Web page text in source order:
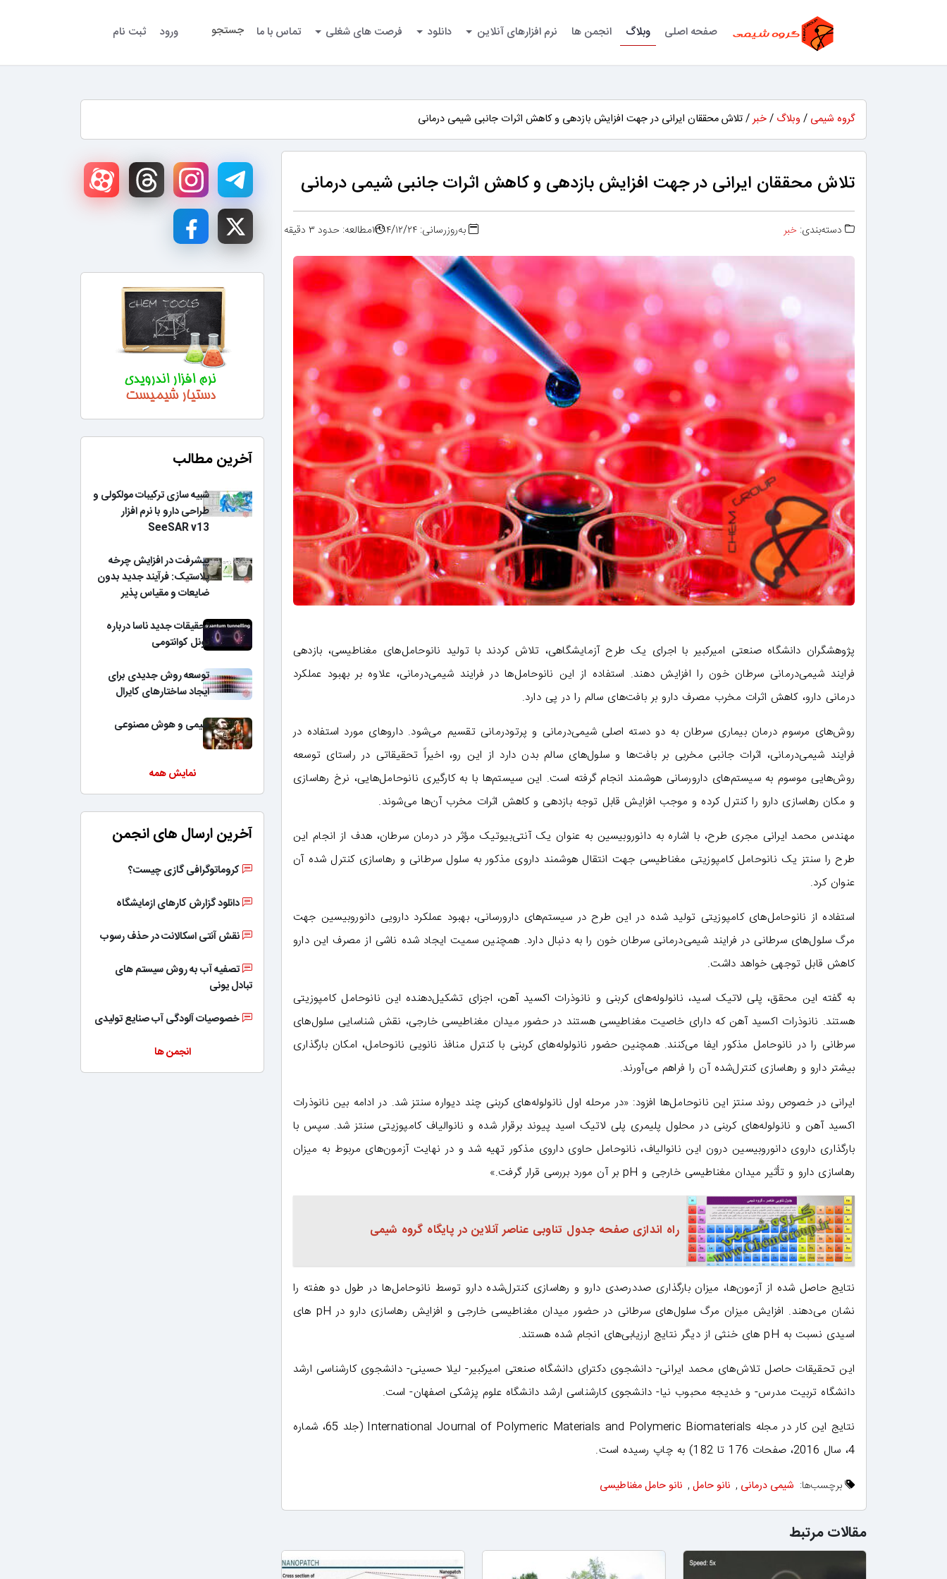
صفحه اصلی وبلاگ انجمن ها نرم افزارهای آنلاین دانلود فرصت های شغلی تماس با ما جستجو ورود ثبت نام
گروه شیمی / وبلاگ /خبر/ تلاش محققان ایرانی در جهت افزایش بازدهی و کاهش اثرات جانبی شیمی‌ درمانی
تلاش محققان ایرانی در جهت افزایش بازدهی و کاهش اثرات جانبی شیمی‌ درمانی
دسته‌بندی: خبر به‌روزرسانی: ۱۳۹۴/۱۲/۲۴ مطالعه: حدود ۳ دقیقه
پژوهشگران دانشگاه صنعتی امیرکبیر با اجرای یک طرح آزمایشگاهی، تلاش کردند با تولید نانوحامل‌های مغناطیسی، بازدهی
فرایند شیمی‌درمانی سرطان خون را افزایش دهند. استفاده از این نانوحامل‌ها در فرایند شیمی‌درمانی، علاوه بر بهبود عملکرد
درمانی دارو، کاهش اثرات مخرب مصرف دارو بر بافت‌های سالم را در پی دارد.
روش‌های مرسوم درمان بیماری سرطان به دو دسته‌ اصلی شیمی‌درمانی و پرتودرمانی تقسیم می‌شود. داروهای مورد استفاده در
فرایند شیمی‌درمانی، اثرات جانبی مخربی بر بافت‌ها و سلول‌های سالم بدن دارد از این رو، اخیراً تحقیقاتی در راستای توسعه‌
روش‌هایی موسوم به سیستم‌های دارورسانی هوشمند انجام گرفته است. این سیستم‌ها با به کارگیری نانوحامل‌هایی، نرخ رهاسازی
و مکان رهاسازی دارو را کنترل کرده و موجب افزایش قابل‌ توجه بازدهی و کاهش اثرات مخرب آن‌ها می‌شوند.
مهندس محمد ایرانی مجری طرح، با اشاره به دانوروبیسین به‌ عنوان یک آنتی‌بیوتیک مؤثر در درمان سرطان، هدف از انجام این
طرح را سنتز یک نانوحامل کامپوزیتی مغناطیسی جهت انتقال هوشمند داروی مذکور به سلول سرطانی و رهاسازی کنترل‌ شده‌ آن
عنوان کرد.
استفاده از نانوحامل‌های کامپوزیتی تولید شده در این طرح در سیستم‌های دارورسانی، بهبود عملکرد دارویی دانوروبیسین جهت
مرگ سلول‌های سرطانی در فرایند شیمی‌درمانی سرطان خون را به دنبال دارد. همچنین سمیت ایجاد شده‌ ناشی از مصرف این دارو
کاهش قابل‌ توجهی خواهد داشت.
به گفته‌ این محقق، پلی لاتیک اسید، نانولوله‌های کربنی و نانوذرات اکسید آهن، اجزای تشکیل‌دهنده‌ این نانوحامل کامپوزیتی
هستند. نانوذرات اکسید آهن که دارای خاصیت مغناطیسی هستند در حضور میدان مغناطیسی خارجی، نقش شناسایی سلول‌های
سرطانی را در نانوحامل مذکور ایفا می‌کنند. همچنین حضور نانولوله‌های کربنی با کنترل منافذ نانویی نانوحامل، امکان بارگذاری
بیشتر دارو و رهاسازی کنترل‌شده‌ آن را فراهم می‌آورند.
ایرانی در خصوص روند سنتز این نانوحامل‌ها افزود: «در مرحله‌ اول نانولوله‌های کربنی چند دیواره سنتز شد. در ادامه بین نانوذرات
اکسید آهن و نانولوله‌های کربنی در محلول پلیمری پلی لاتیک اسید پیوند برقرار شده و نانوالیاف کامپوزیتی سنتز شد. سپس با
بارگذاری داروی دانوروبیسین درون این نانوالیاف، نانوحامل حاوی داروی مذکور تهیه شد و در نهایت آزمون‌های مربوط به میزان
رهاسازی دارو و تأثیر میدان مغناطیسی خارجی و pH بر آن مورد بررسی قرار گرفت.»
راه اندازی صفحه جدول تناوبی عناصر آنلاین در پایگاه گروه شیمی
نتایج حاصل شده از آزمون‌ها، میزان بارگذاری صددرصدی دارو و رهاسازی کنترل‌شده‌ دارو توسط نانوحامل‌ها در طول دو هفته را
نشان می‌دهند. افزایش میزان مرگ سلول‌های سرطانی در حضور میدان مغناطیسی خارجی و افزایش رهاسازی دارو در pH های
اسیدی نسبت به pH های خنثی از دیگر نتایج ارزیابی‌های انجام شده هستند.
این تحقیقات حاصل تلاش‌های محمد ایرانی- دانشجوی دکترای دانشگاه صنعتی امیرکبیر- لیلا حسینی- دانشجوی کارشناسی ارشد
دانشگاه تربیت مدرس- و خدیجه محبوب نیا- دانشجوی کارشناسی ارشد دانشگاه علوم پزشکی اصفهان- است.
نتایج این کار در مجله‌ International Journal of Polymeric Materials and Polymeric Biomaterials (جلد 65، شماره
4، سال 2016، صفحات 176 تا 182) به چاپ رسیده است.
برچسب‌ها: شیمی درمانی , نانو حامل , نانو حامل مغناطیسی
مقالات مرتبط
آخرین مطالب
شبیه سازی ترکیبات مولکولی و
طراحی دارو با نرم افزار
SeeSAR v13
پیشرفت در افزایش چرخه
پلاستیک: فرآیند جدید بدون
ضایعات و مقیاس پذیر
تحقیقات جدید ناسا درباره
تونل کوانتومی
توسعه روش جدیدی برای
ایجاد ساختارهای کایرال
شیمی و هوش مصنوعی
نمایش همه
آخرین ارسال های انجمن
کروماتوگرافی گازی چیست؟
دانلود گزارش کارهای ازمایشگاه
نقش آنتی اسکالانت در حذف رسوب
تصفیه آب به روش سیستم های
تبادل یونی
خصوصیات آلودگی آب صنایع تولیدی
انجمن ها